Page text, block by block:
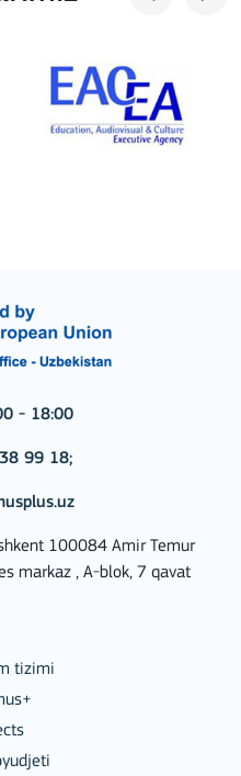
- 18:00
99 18;
100084 Amir Temur
markaz , A-blok, 7 qavat
tizimi